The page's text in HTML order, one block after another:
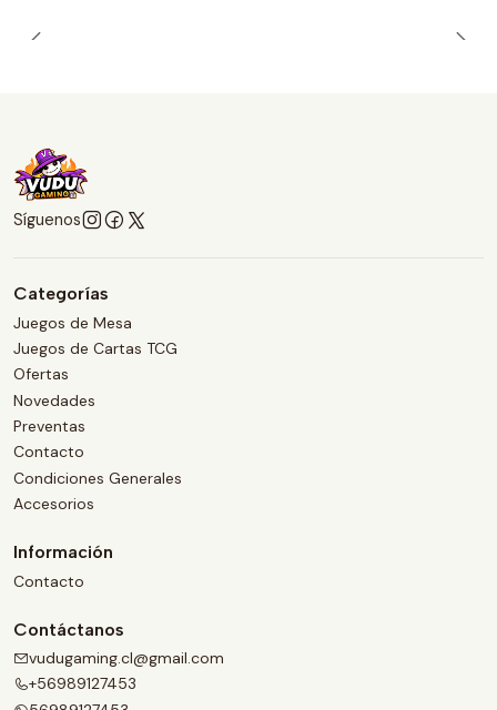
Síguenos
Categorías
Juegos de Mesa
Juegos de Cartas TCG
Ofertas
Novedades
Preventas
Contacto
Condiciones Generales
Accesorios
Información
Contacto
Contáctanos
vudugaming.cl@gmail.com
+56989127453